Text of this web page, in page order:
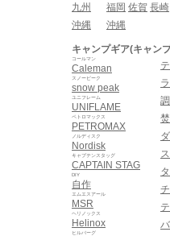
九州
福岡 佐賀 長崎
沖縄
沖縄
キャンプギア(キャン
Caleman
コールマン
snow peak
スノーピーク
UNIFLAME
ユニフレーム
PETROMAX
ペトロマックス
Nordisk
ノルディスク
CAPTAIN STAG
キャプテンスタッグ
自作
DIY
MSR
エムエスアール
Helinox
ヘリノックス
ヒルバーグ